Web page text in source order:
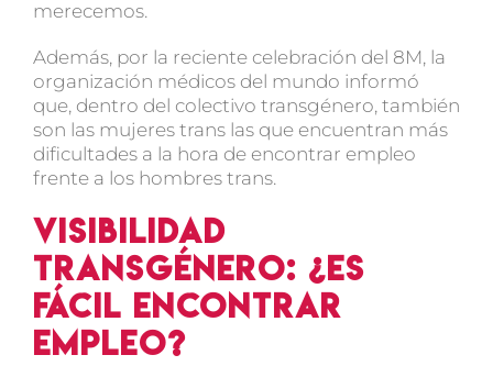
merecemos.
Además, por la reciente celebración del 8M, la
organización médicos del mundo informó
que, dentro del colectivo transgénero, también
son las mujeres trans las que encuentran más
dificultades a la hora de encontrar empleo
frente a los hombres trans.
Visibilidad
transgénero: ¿Es
fácil encontrar
empleo?